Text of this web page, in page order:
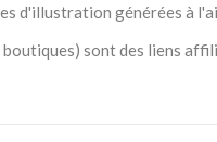
d'illustration générées à
sont des liens